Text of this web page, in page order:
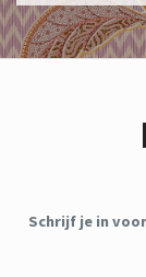
Schrijf je in